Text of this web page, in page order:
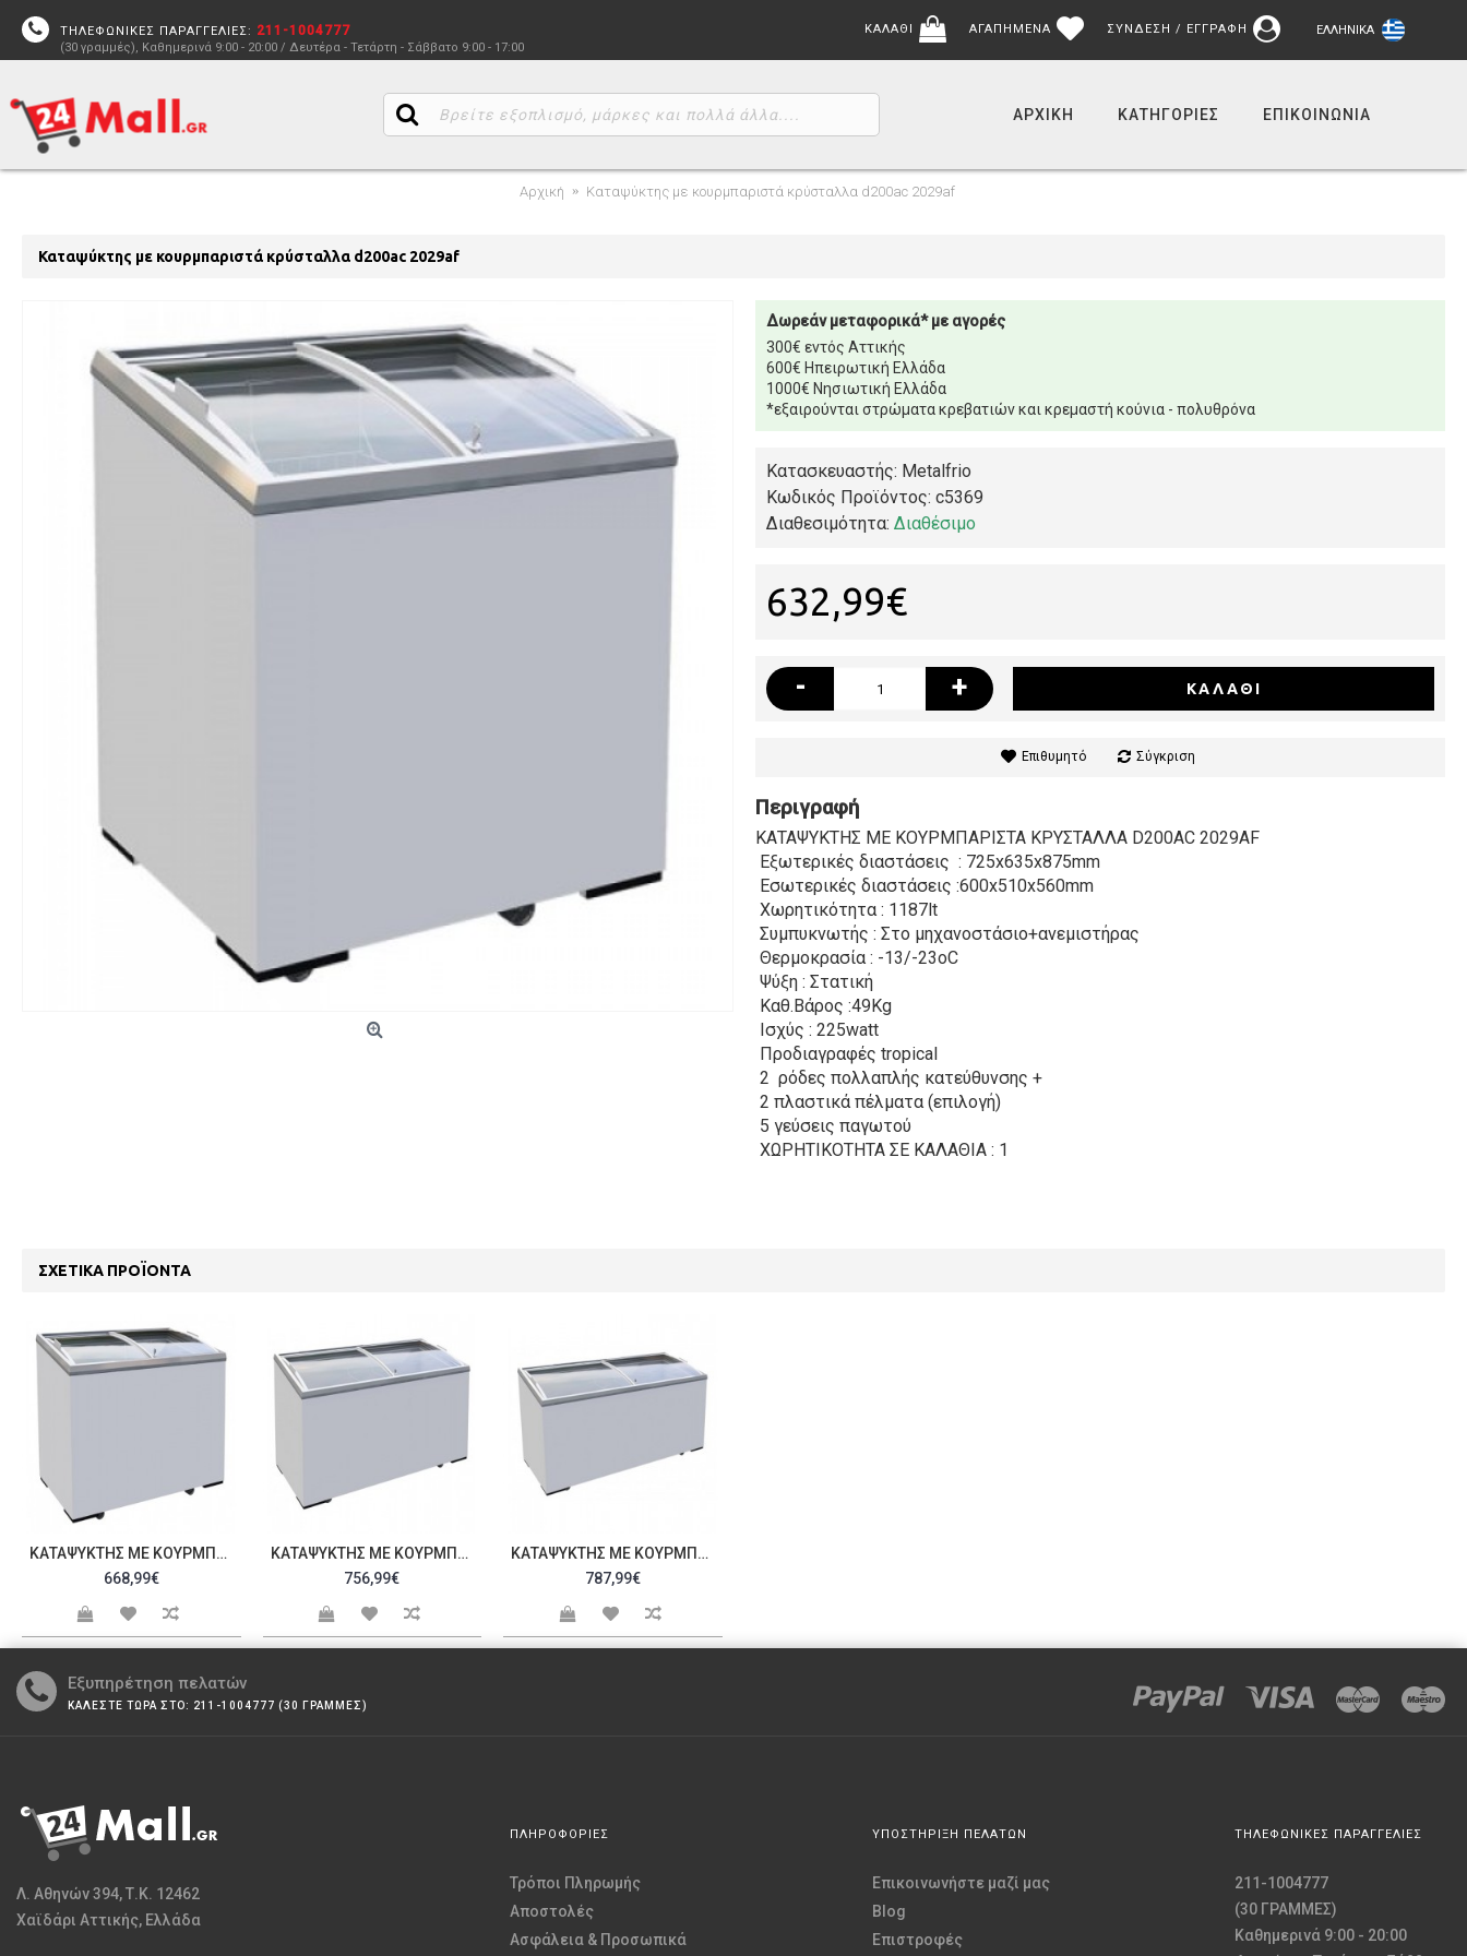
ΤΗΛΕΦΩΝΙΚΕΣ ΠΑΡΑΓΓΕΛΙΕΣ: 211-1004777
(30 γραμμές), Καθημερινά 9:00 - 20:00 / Δευτέρα - Τετάρτη - Σάββατο 9:00 - 17:00
ΕΛΛΗΝΙΚΆ
ΚΑΛΑΘΙ ΑΓΑΠΗΜΕΝΑ ΣΥΝΔΕΣΗ / ΕΓΓΡΑΦΗ
ΑΡΧΙΚΉ ΚΑΤΗΓΟΡΙΕΣ ΕΠΙΚΟΙΝΩΝΊΑ
Αρχική Καταψύκτης με κουρμπαριστά κρύσταλλα d200ac 2029af
Καταψύκτης με κουρμπαριστά κρύσταλλα d200ac 2029af
Δωρεάν μεταφορικά* με αγορές
300€ εντός Αττικής
600€ Ηπειρωτική Ελλάδα
1000€ Νησιωτική Ελλάδα
*εξαιρούνται στρώματα κρεβατιών και κρεμαστή κούνια - πολυθρόνα
Κατασκευαστής: Metalfrio
Κωδικός Προϊόντος: c5369
Διαθεσιμότητα: Διαθέσιμο
632,99€
- + ΚΑΛΆΘΙ
Επιθυμητό Σύγκριση
Περιγραφή
ΚΑΤΑΨΥΚΤΗΣ ΜΕ ΚΟΥΡΜΠΑΡΙΣΤΑ ΚΡΥΣΤΑΛΛΑ D200AC 2029AF
Εξωτερικές διαστάσεις : 725x635x875mm
Εσωτερικές διαστάσεις :600x510x560mm
Χωρητικότητα : 1187lt
Συμπυκνωτής : Στο μηχανοστάσιο+ανεμιστήρας
Θερμοκρασία : -13/-23oC
Ψύξη : Στατική
Καθ.Βάρος :49Kg
Ισχύς : 225watt
Προδιαγραφές tropical
2 ρόδες πολλαπλής κατεύθυνσης +
2 πλαστικά πέλματα (επιλογή)
5 γεύσεις παγωτού
ΧΩΡΗΤΙΚΟΤΗΤΑ ΣΕ ΚΑΛΑΘΙΑ : 1
ΣΧΕΤΙΚΆ ΠΡΟΪΌΝΤΑ
ΚΑΤΑΨΎΚΤΗΣ ΜΕ ΚΟΥΡΜΠΑΡΙΣΤΆ ΚΡΎΣΤΑΛΛΑ D300AC 2029AF
668,99€
ΚΑΤΑΨΎΚΤΗΣ ΜΕ ΚΟΥΡΜΠΑΡΙΣΤΆ ΚΡΎΣΤΑΛΛΑ D400AC 2031AF
756,99€
ΚΑΤΑΨΎΚΤΗΣ ΜΕ ΚΟΥΡΜΠΑΡΙΣΤΆ ΚΡΎΣΤΑΛΛΑ D500AC 2031AF
787,99€
Εξυπηρέτηση πελατών
ΚΑΛΕΣΤΕ ΤΩΡΑ ΣΤΟ: 211-1004777 (30 ΓΡΑΜΜΕΣ)
Λ. Αθηνών 394, Τ.Κ. 12462
Χαϊδάρι Αττικής, Ελλάδα
ΠΛΗΡΟΦΟΡΙΕΣ
Τρόποι Πληρωμής
Αποστολές
Ασφάλεια & Προσωπικά
ΥΠΟΣΤΗΡΙΞΗ ΠΕΛΑΤΩΝ
Επικοινωνήστε μαζί μας
Blog
Επιστροφές
ΤΗΛΕΦΩΝΙΚΕΣ ΠΑΡΑΓΓΕΛΙΕΣ
211-1004777
(30 ΓΡΑΜΜΕΣ)
Καθημερινά 9:00 - 20:00